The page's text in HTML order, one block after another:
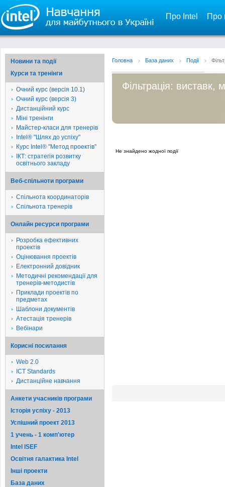
Про Intel Про
Новини та події
Курси та тренінги
Очний курс (версія 10.1)
Очний курс (версія 3)
Дистанційний курс
Міні тренінги
Майстер-класи для тренерів
Intel® "Шлях до успіху"
Курс Intel® "Метод проектів"
ІКТ: стратегія розвитку
освітнього закладу
Веб-спільноти програми
Спільнота координаторів
Спільнота тренерів
Онлайн ресурси програми
Розробка ефективних
проектів
Оцінювання проектів
Електронний довідник
Методичні рекомендації для
тренерів-методистів
Приклади проектів по
предметах
Шаблони документів
Атестація тренерів
Вебінари
Корисні посилання
Web 2.0
ICT Standards
Дистанційне навчання
Анкети учасників програми
Історія успіху - 2013
Успішний проект 2013
1 учень - 1 комп'ютер
Intel ISEF
Освітня галактика Intel
Iншi проекти
База даних
Головна База даних Події
Фільтрація: виставк,
Не знайдено жодної події